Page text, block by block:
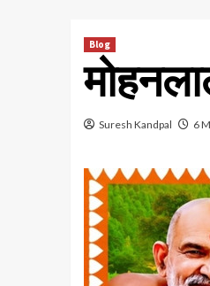
Blog
Suresh Kandpal 6